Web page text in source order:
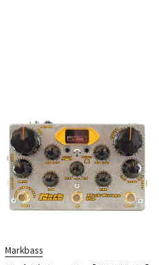
Markbass